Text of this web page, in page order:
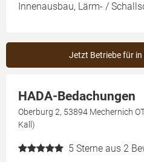
Innenausbau, Lärm- /
Jetzt Betriebe für in
HADA-Bedachungen
Oberburg 2, 53894 Mechernich
Kall)
5 Sterne aus 2